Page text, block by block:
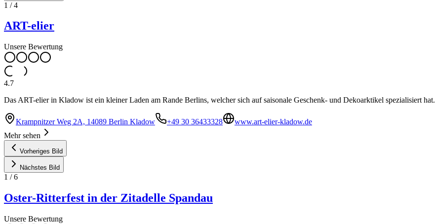
1 /4
ART-elier
Unsere Bewertung
4.7
Das ART-elier in Kladow ist ein kleiner Laden am Rande Berlins, welcher sich auf saisonale Geschenk- und Dekoarktikel spezialisiert hat.
Krampnitzer Weg 2A, 14089 Berlin Kladow +49 30 36433328
www.art-elier-kladow.de
Mehr sehen
Vorheriges Bild
Nächstes Bild
1 /6
Oster-Ritterfest in der Zitadelle Spandau
Unsere Bewertung